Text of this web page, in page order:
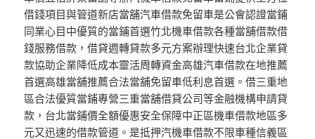
借錢項目與管道新店當舖汽車借款免留車是公會認證當鋪
同業心目中優質的當鋪首選竹北機車借款各種當舖借款借
錢服務借款，借貸週轉貸款多元方案辦理快速台北企業貸
款協助企業降低成本靈活周轉資金高雄汽車借款在地推薦
首選高雄當舖推薦合法當舖免留車低利息首選。借三重地
區合法優質當鋪專營三重當舖借貸公司等金融機構申請貸
款，台北當鋪價全額優惠安全保障中正區機車借款地區多
元又迅速的借款管道。是抵押汽機車借款不限車種信義區